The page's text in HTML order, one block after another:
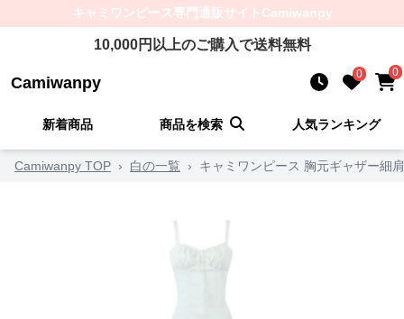
キャミワンピース専門通販サイト Camiwanpy
10,000円以上のご購入で送料無料
Camiwanpy 0 0
新着商品 商品を検索 人気ランキング
Camiwanpy TOP › 白の一覧 › キャミワンピース 胸元ギャザー細